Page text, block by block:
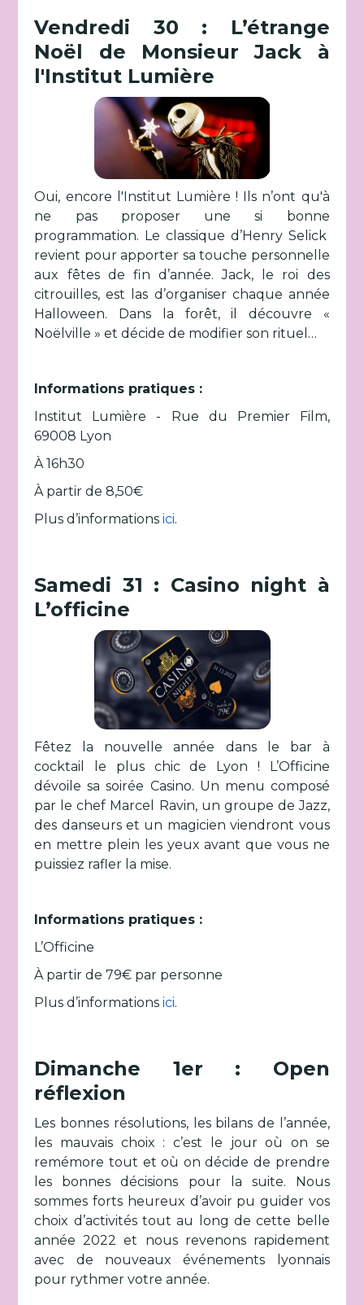
Vendredi 30 : L’étrange
Noël de Monsieur Jack à
l'Institut Lumière
Oui, encore l'Institut Lumière ! Ils n’ont qu'à
ne pas proposer une si bonne
programmation. Le classique d’Henry Selick
revient pour apporter sa touche personnelle
aux fêtes de fin d’année. Jack, le roi des
citrouilles, est las d’organiser chaque année
Halloween. Dans la forêt, il découvre «
Noëlville » et décide de modifier son rituel…
Informations pratiques :
Institut Lumière - Rue du Premier Film,
69008 Lyon
À 16h30
À partir de 8,50€
Plus d’informationsici.
Samedi 31 : Casino night à
L’officine
Fêtez la nouvelle année dans le bar à
cocktail le plus chic de Lyon ! L’Officine
dévoile sa soirée Casino. Un menu composé
par le chef Marcel Ravin, un groupe de Jazz,
des danseurs et un magicien viendront vous
en mettre plein les yeux avant que vous ne
puissiez rafler la mise.
Informations pratiques :
L’Officine
À partir de 79€ par personne
Plus d’informationsici.
Dimanche 1er : Open
réflexion
Les bonnes résolutions, les bilans de l’année,
les mauvais choix : c’est le jour où on se
remémore tout et où on décide de prendre
les bonnes décisions pour la suite. Nous
sommes forts heureux d’avoir pu guider vos
choix d’activités tout au long de cette belle
année 2022 et nous revenons rapidement
avec de nouveaux événements lyonnais
pour rythmer votre année.